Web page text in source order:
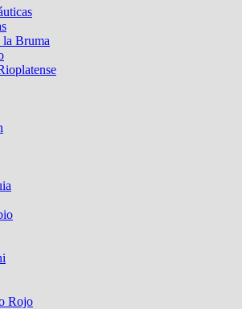
Bruma
Rojo